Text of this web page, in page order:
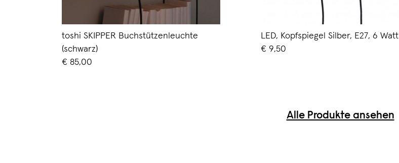
toshi SKIPPER Buchstützenleuchte
(schwarz)
€ 85,00
LED, Kopfspiegel Silber, E27, 6 Watt
€ 9,50
Alle Produkte ansehen